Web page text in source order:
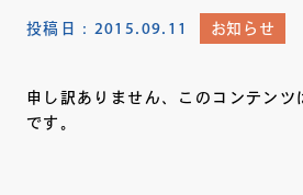
投稿日： 2015.09.11 お知らせ
申し訳ありません、このコンテン
です。